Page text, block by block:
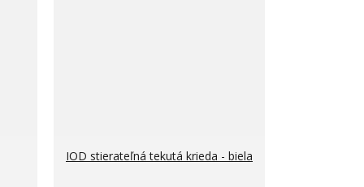
IOD stierateľná tekutá krieda - biela